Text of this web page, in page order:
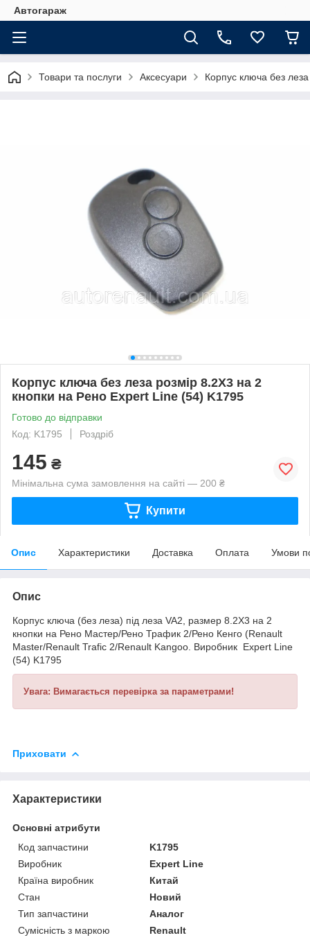
Автогараж
Товари та послуги Аксесуари Корпус ключа без
Корпус ключа без леза розмір 8.2X3 на 2
кнопки на Рено Expert Line (54) K1795
Готово до відправки
Код: K1795
Роздріб
145 ₴
Мінімальна сума замовлення на сайті — 200 ₴
Купити
Опис Характеристики Доставка Оплата Умови
Опис
Корпус ключа (без леза) під леза VA2, размер 8.2X3 на 2
кнопки на Рено Мастер/Рено Трафик 2/Рено Кенго (Renault
Master/Renault Trafic 2/Renault Kangoo. Виробник Expert Line
(54) K1795
Увага: Вимагається перевірка за параметрами!
Приховати
Характеристики
Основні атрибути
Код запчастини
K1795
Виробник
Expert Line
Країна виробник
Китай
Стан
Новий
Тип запчастини
Аналог
Сумісність з маркою
Renault